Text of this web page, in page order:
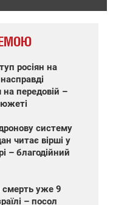
росіян на
на передовій –
систему
читає вірші у
– благодійний
смерть уже 9
– посол